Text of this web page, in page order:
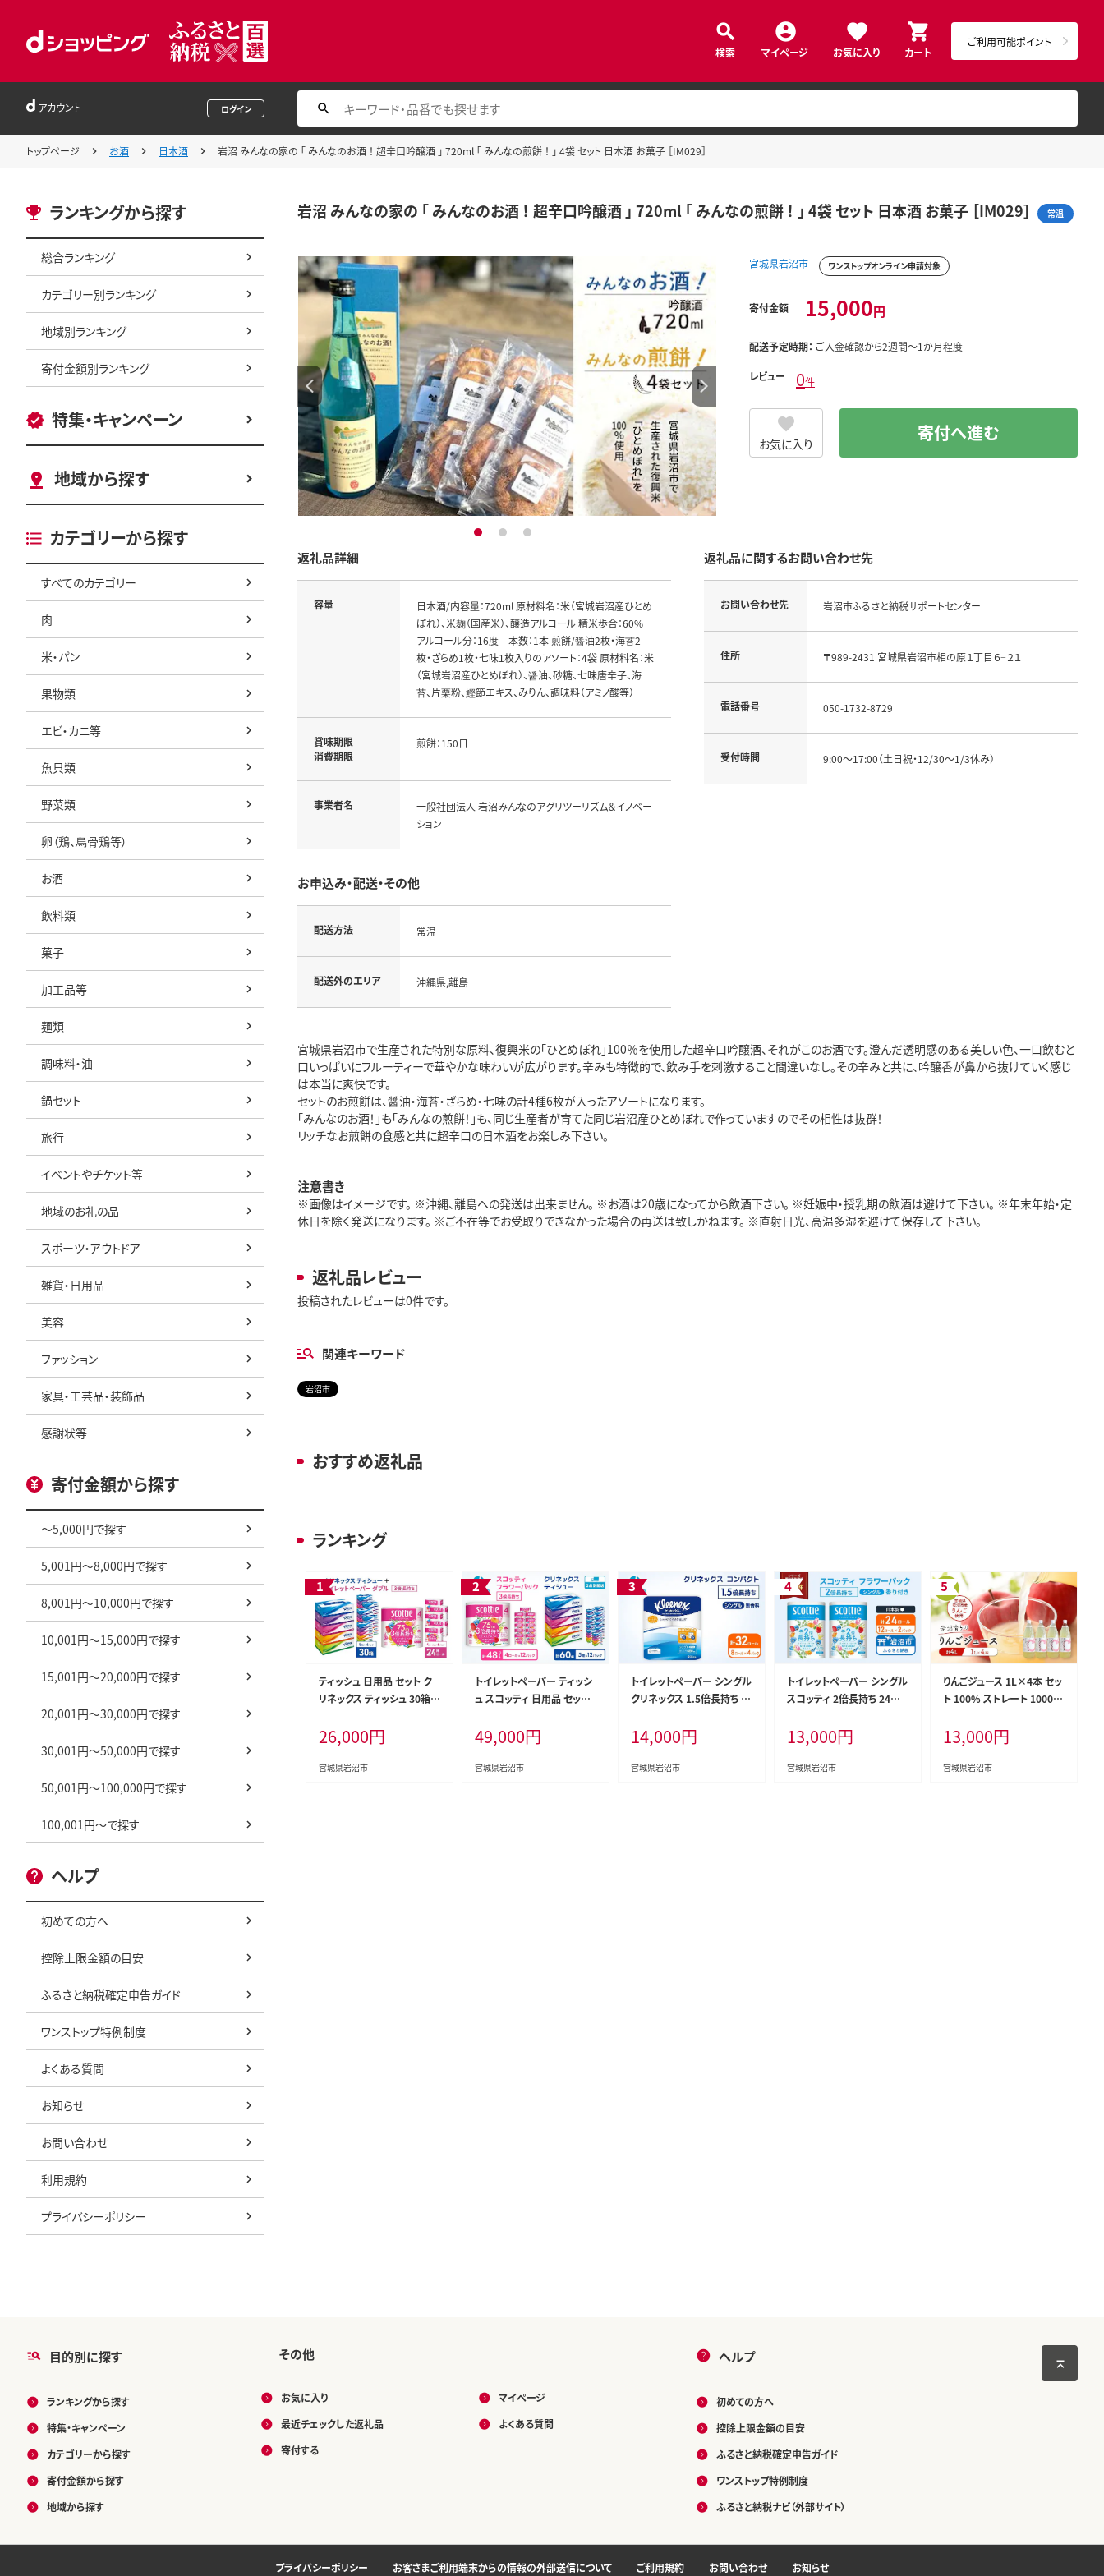
検索 マイページ お気に入り カート
ご利用可能ポイント
アカウント ログイン
トップページ お酒 日本酒 岩沼 みんなの家の 「 みんなのお酒 ！ 超辛口吟醸酒 」 720ml 「 みんなの煎餅 ！ 」 4袋 セット 日本酒 お菓子 ［IM029］
ランキングから探す
総合ランキング
カテゴリー別ランキング
地域別ランキング
寄付金額別ランキング
特集・キャンペーン
地域から探す
カテゴリーから探す
すべてのカテゴリー
肉
米・パン
果物類
エビ・カニ等
魚貝類
野菜類
卵（鶏、烏骨鶏等）
お酒
飲料類
菓子
加工品等
麺類
調味料・油
鍋セット
旅行
イベントやチケット等
地域のお礼の品
スポーツ・アウトドア
雑貨・日用品
美容
ファッション
家具・工芸品・装飾品
感謝状等
寄付金額から探す
～5,000円で探す
5,001円～8,000円で探す
8,001円～10,000円で探す
10,001円～15,000円で探す
15,001円～20,000円で探す
20,001円～30,000円で探す
30,001円～50,000円で探す
50,001円～100,000円で探す
100,001円～で探す
ヘルプ
初めての方へ
控除上限金額の目安
ふるさと納税確定申告ガイド
ワンストップ特例制度
よくある質問
お知らせ
お問い合わせ
利用規約
プライバシーポリシー
岩沼 みんなの家の 「 みんなのお酒 ！ 超辛口吟醸酒 」 720ml 「 みんなの煎餅 ！ 」 4袋 セット 日本酒 お菓子 ［IM029］ 常温
1 2 3
宮城県岩沼市 ワンストップオンライン申請対象
寄付金額 15,000円
配送予定時期： ご入金確認から2週間～1か月程度
レビュー 0件
お気に入り 寄付へ進む
返礼品詳細
容量
日本酒/内容量：720ml 原材料名：米（宮城岩沼産ひとめ
ぼれ）、米麹（国産米）、醸造アルコール 精米歩合：60%
アルコール分：16度 本数：1本 煎餅/醤油2枚・海苔2
枚・ざらめ1枚・七味1枚入りのアソート：4袋 原材料名：米
（宮城岩沼産ひとめぼれ）、醤油、砂糖、七味唐辛子、海
苔、片栗粉、鰹節エキス、みりん、調味料（アミノ酸等）
賞味期限
消費期限
煎餅：150日
事業者名
一般社団法人 岩沼みんなのアグリツーリズム＆イノベー
ション
お申込み・配送・その他
配送方法 常温
配送外のエリア 沖縄県,離島
返礼品に関するお問い合わせ先
お問い合わせ先 岩沼市ふるさと納税サポートセンター
住所 〒989-2431 宮城県岩沼市相の原１丁目６−２１
電話番号 050-1732-8729
受付時間 9:00～17:00（土日祝・12/30～1/3休み）
宮城県岩沼市で生産された特別な原料、復興米の「ひとめぼれ」100％を使用した超辛口吟醸酒、それがこのお酒です。澄んだ透明感のある美しい色、一口飲むと
口いっぱいにフルーティーで華やかな味わいが広がります。辛みも特徴的で、飲み手を刺激すること間違いなし。その辛みと共に、吟醸香が鼻から抜けていく感じ
は本当に爽快です。
セットのお煎餅は、醤油・海苔・ざらめ・七味の計4種6枚が入ったアソートになります。
「みんなのお酒！」も「みんなの煎餅！」も、同じ生産者が育てた同じ岩沼産ひとめぼれで作っていますのでその相性は抜群！
リッチなお煎餅の食感と共に超辛口の日本酒をお楽しみ下さい。
注意書き
※画像はイメージです。 ※沖縄、離島への発送は出来ません。 ※お酒は20歳になってから飲酒下さい。 ※妊娠中・授乳期の飲酒は避けて下さい。 ※年末年始・定
休日を除く発送になります。 ※ご不在等でお受取りできなかった場合の再送は致しかねます。 ※直射日光、高温多湿を避けて保存して下さい。
返礼品レビュー
投稿されたレビューは0件です。
関連キーワード
岩沼市
おすすめ返礼品
ランキング
ティッシュ 日用品 セット ク
リネックス ティッシュ 30箱
スコッティ 24ロール フラワ
ーパック 日用品 防災 備蓄
日本製 宮城県 岩沼市
26,000円
宮城県岩沼市
トイレットペーパー ティッシ
ュ スコッティ 日用品 セット
備蓄 日本製 宮城県 岩沼市
49,000円
宮城県岩沼市
トイレットペーパー シングル
クリネックス 1.5倍長持ち 3
ク ) コンパクト 無香料 日用
品 防災 備蓄 日本製 宮城県
岩沼市
14,000円
宮城県岩沼市
トイレットペーパー シングル
スコッティ 2倍長持ち 24ロ
) フラワーパック 香り付き 日
用品 防災 備蓄 日本製 宮城
県 岩沼市
13,000円
宮城県岩沼市
りんごジュース 1L×4本 セッ
ト 100% ストレート 1000m
み物 ドリンク 果汁 果汁ジュ
ース リンゴジュース 岩沼育
ち 宮城 宮城県 岩沼市
13,000円
宮城県岩沼市
目的別に探す
ランキングから探す
特集・キャンペーン
カテゴリーから探す
寄付金額から探す
地域から探す
その他
お気に入り
最近チェックした返礼品
寄付する
マイページ
よくある質問
ヘルプ
初めての方へ
控除上限金額の目安
ふるさと納税確定申告ガイド
ワンストップ特例制度
ふるさと納税ナビ（外部サイト）
プライバシーポリシー お客さまご利用端末からの情報の外部送信について ご利用規約 お問い合わせ お知らせ